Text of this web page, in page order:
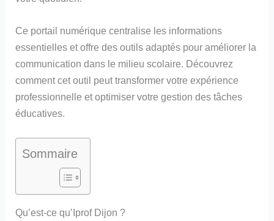
Ce portail numérique centralise les informations
essentielles et offre des outils adaptés pour améliorer la
communication dans le milieu scolaire. Découvrez
comment cet outil peut transformer votre expérience
professionnelle et optimiser votre gestion des tâches
éducatives.
Sommaire
Qu’est-ce qu’Iprof Dijon ?